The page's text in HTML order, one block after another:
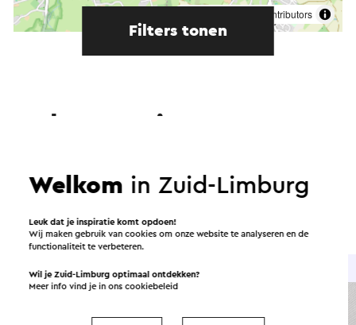
contributors
Filters tonen
In de omgeving
Eten en drinken Attracties
Bezienswaardigheden
Welkom in Zuid-Limburg
Leuk dat je inspiratie komt opdoen!
Wij maken gebruik van cookies om onze website te analyseren en de
functionaliteit te verbeteren.
Wil je Zuid-Limburg optimaal ontdekken?
Meer info vind je in onscookiebeleid